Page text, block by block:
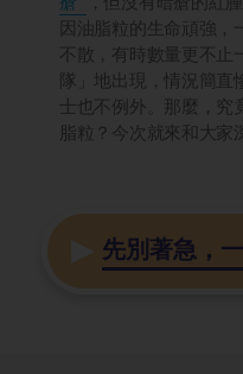
因油脂粒的生命頑強，
不散，有時數量更不止
隊」地出現，情況簡直
士也不例外。那麼，究
脂粒？今次就來和大家
先別著急，